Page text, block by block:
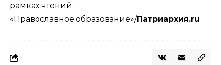
рамках чтений.
«Православное образование»/Патриархия.ru